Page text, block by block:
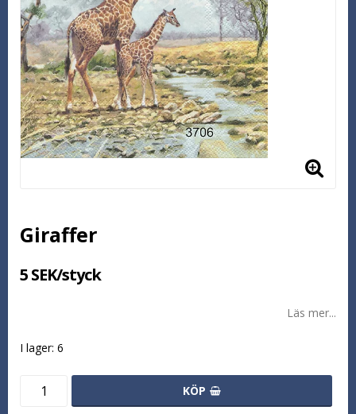
Giraffer
5 SEK/styck
Läs mer...
I lager: 6
KÖP